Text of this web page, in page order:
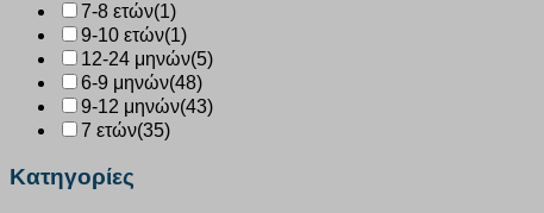
7-8 ετών(1)
9-10 ετών(1)
12-24 μηνών(5)
6-9 μηνών(48)
9-12 μηνών(43)
7 ετών(35)
Κατηγορίες